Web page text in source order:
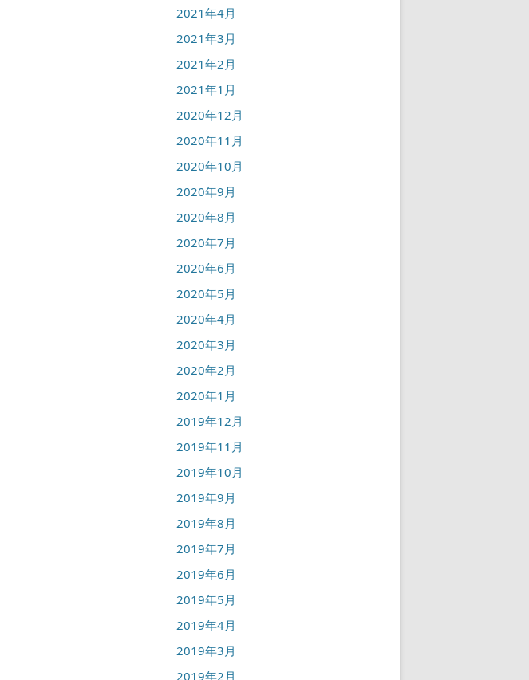
2021年4月
2021年3月
2021年2月
2021年1月
2020年12月
2020年11月
2020年10月
2020年9月
2020年8月
2020年7月
2020年6月
2020年5月
2020年4月
2020年3月
2020年2月
2020年1月
2019年12月
2019年11月
2019年10月
2019年9月
2019年8月
2019年7月
2019年6月
2019年5月
2019年4月
2019年3月
2019年2月